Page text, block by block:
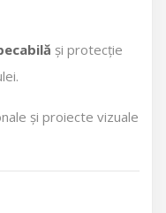
și protecție
și proiecte vizuale